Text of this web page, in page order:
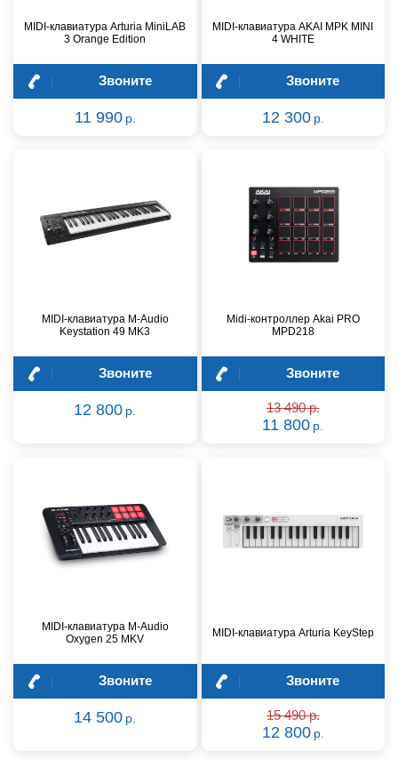
MIDI-клавиатура Arturia MiniLAB
3 Orange Edition
Звоните
11 990 р.
MIDI-клавиатура AKAI MPK MINI
4 WHITE
Звоните
12 300 р.
MIDI-клавиатура M-Audio
Keystation 49 MK3
Звоните
12 800 р.
Midi-контроллер Akai PRO
MPD218
Звоните
13 490 р.
11 800 р.
MIDI-клавиатура M-Audio
Oxygen 25 MKV
Звоните
14 500 р.
MIDI-клавиатура Arturia KeyStep
Звоните
15 490 р.
12 800 р.